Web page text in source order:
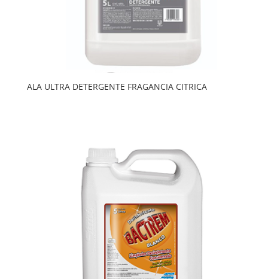
ALA ULTRA DETERGENTE FRAGANCIA CITRICA